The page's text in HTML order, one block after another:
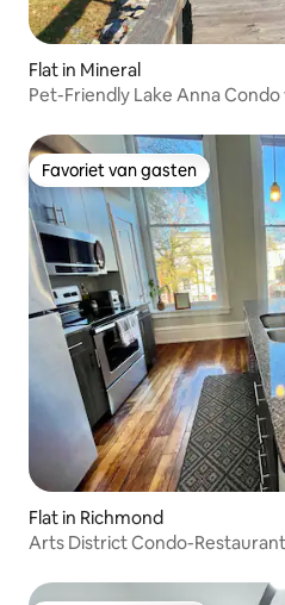
Flat in Mineral
Pet-Friendly Lake Anna Condo
Favoriet van gasten
Favoriet van gasten
Flat in Richmond
Arts District Condo-